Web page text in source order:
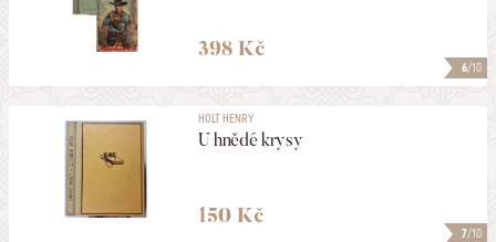
6/10
398 Kč
7/10
HOLT HENRY
U hnědé krysy
150 Kč